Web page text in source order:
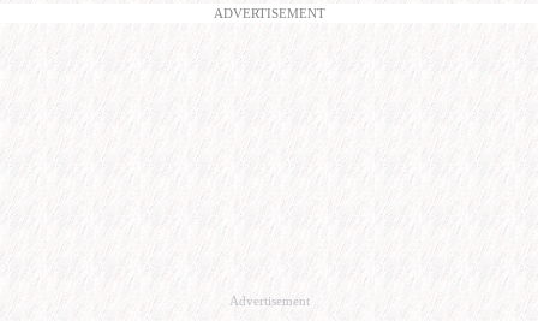
ADVERTISEMENT
Advertisement